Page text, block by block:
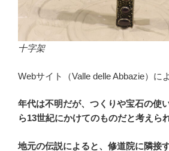
十字架
Webサイト（Valle delle Abbazie）に
年代は不明だが、つくりや宝石の使
ら13世紀にかけてのものだと考えられ
地元の伝説によると、修道院に隣接